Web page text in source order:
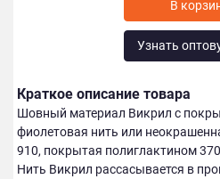
Узнать
Краткое описание товара
Шовный материал Викрил с
фиолетовая нить или
910, покрытая полиглактином
Нить Викрил рассасывается в